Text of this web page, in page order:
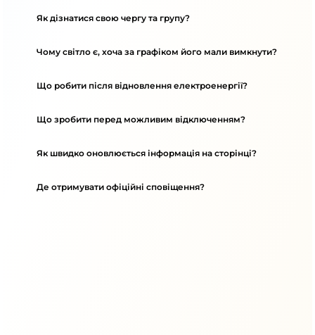
Як дізнатися свою чергу та групу?
Чому світло є, хоча за графіком його мали вимкнути?
Що робити після відновлення електроенергії?
Що зробити перед можливим відключенням?
Як швидко оновлюється інформація на сторінці?
Де отримувати офіційні сповіщення?